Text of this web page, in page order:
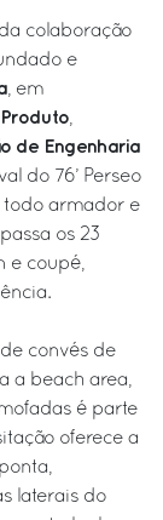
colaboração
e
, em
de Engenharia
do 76’ Perseo
todo armador e
os 23
e coupé,
convés de
a beach area,
é parte
oferece a
laterais do